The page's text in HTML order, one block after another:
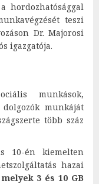
hordozhatósággal
teszi
Dr. Majorosi
igazgatója.
munkások,
munkáját
több száz
10-én kiemelten
hazai
melyek 3 és 10 GB